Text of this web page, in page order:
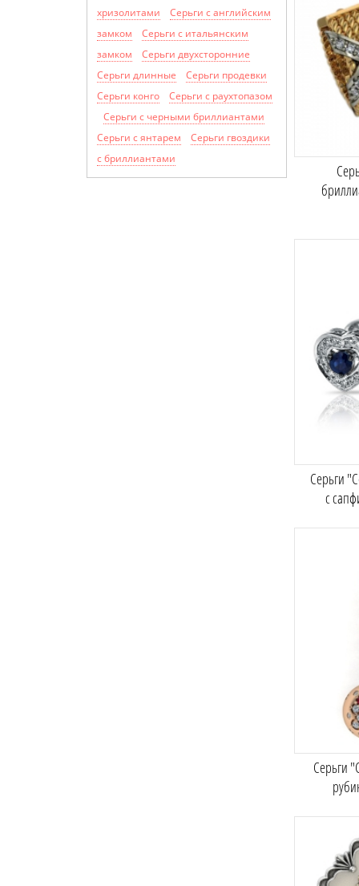
хризолитами
Cерьги с английским
замком
Серьги с итальянским
замком
Серьги двухсторонние
Серьги длинные
Серьги продевки
Серьги конго
Серьги с раухтопазом
Серьги с черными бриллиантами
Серьги с янтарем
Серьги гвоздики
с бриллиантами
Серьги
с
Серьги